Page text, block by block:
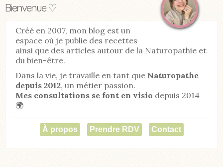
Bienvenue ♡
Créé en 2007, mon blog est un
espace où je publie des recettes
ainsi que des articles autour de la Naturopathie et
du bien-être.
Dans la vie, je travaille en tant que Naturopathe
depuis 2012, un métier passion.
Mes consultations se font en visio depuis 2014
🌍
À propos Prendre RDV Contact